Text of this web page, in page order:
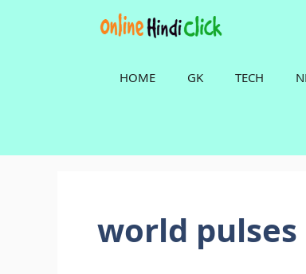
HOME GK TECH
world pulses